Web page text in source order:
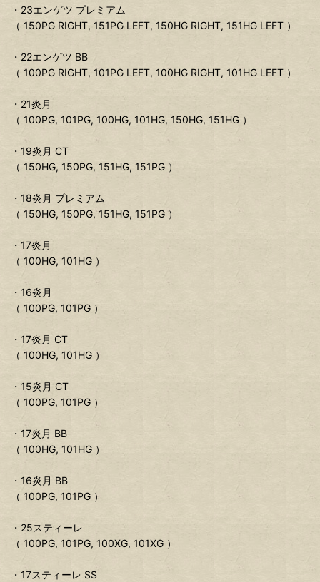
・23エンゲツ プレミアム
（ 150PG RIGHT, 151PG LEFT, 150HG RIGHT, 151HG LEFT ）
・22エンゲツ BB
（ 100PG RIGHT, 101PG LEFT, 100HG RIGHT, 101HG LEFT ）
・21炎月
（ 100PG, 101PG, 100HG, 101HG, 150HG, 151HG ）
・19炎月 CT
（ 150HG, 150PG, 151HG, 151PG ）
・18炎月 プレミアム
（ 150HG, 150PG, 151HG, 151PG ）
・17炎月
（ 100HG, 101HG ）
・16炎月
（ 100PG, 101PG ）
・17炎月 CT
（ 100HG, 101HG ）
・15炎月 CT
（ 100PG, 101PG ）
・17炎月 BB
（ 100HG, 101HG ）
・16炎月 BB
（ 100PG, 101PG ）
・25スティーレ
（ 100PG, 101PG, 100XG, 101XG ）
・17スティーレ SS